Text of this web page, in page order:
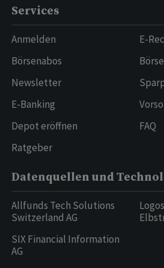
Services
Anmelden
Börsenabos
Newsletter
E-Banking
Depot eröffnen
Ratgeber
E-
FAQ
Datenquellen und
Allfunds Tech Solutions
Switzerland AG
SIX Financial Information
AG